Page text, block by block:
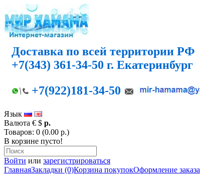
Доставка по всей территории РФ
+7(343) 361-34-50 г. Екатеринбург
+7(922)181-34-50
Язык
Валюта € $ р.
Товаров: 0 (0.00 р.)
В корзине пусто!
Войти или зарегистрироваться
ГлавнаяЗакладки (0)Корзина покупокОформление заказа